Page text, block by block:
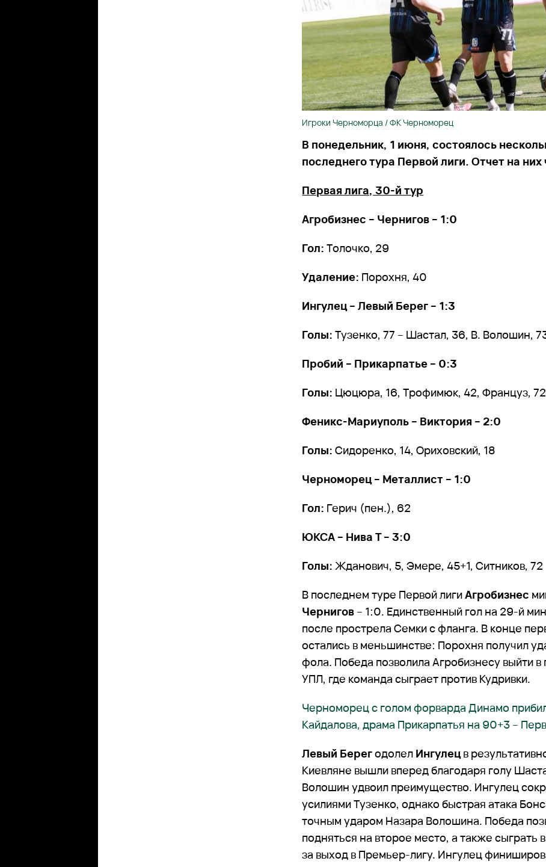
Игроки Черноморца / ФК Черноморец
В понедельник, 1 июня, состоялось
последнего тура Первой лиги. Отчет на
Первая лига, 30-й тур
Агробизнес – Чернигов – 1:0
Гол:Толочко, 29
Удаление: Порохня, 40
Ингулец – Левый Берег – 1:3
Голы:Тузенко, 77 – Шастал, 36, В. Волошин,
Пробий – Прикарпатье – 0:3
Голы: Цюцюра, 16, Трофимюк, 42, Француз, 72
Феникс-Мариуполь – Виктория – 2:0
Голы:Сидоренко, 14, Ориховский, 18
Черноморец – Металлист – 1:0
Гол: Герич (пен.), 62
ЮКСА – Нива Т – 3:0
Голы:Жданович, 5, Эмере, 45+1, Ситников, 72
В последнем туре Первой лигиАгробизнес
Чернигов – 1:0. Единственный гол на 29-й
после прострела Семки с фланга. В конце
остались в меньшинстве: Порохня получил
фола. Победа позволила Агробизнесу выйти
УПЛ, где команда сыграет против Кудривки.
Черноморец с голом форварда Динамо
Кайдалова, драма Прикарпатья на 90+3 –
Левый Берегодолел Ингулецв
Киевляне вышли вперед благодаря голу
Волошин удвоил преимущество. Ингулец
усилиями Тузенко, однако быстрая атака
точным ударом Назара Волошина. Победа
подняться на второе место, а также сыграть
за выход в Премьер-лигу. Ингулец